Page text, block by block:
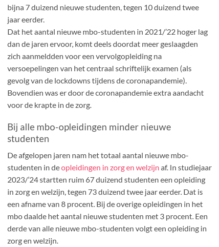
bijna 7 duizend nieuwe studenten, tegen 10 duizend twee
jaar eerder.
Dat het aantal nieuwe mbo-studenten in 2021/’22 hoger lag
dan de jaren ervoor, komt deels doordat meer geslaagden
zich aanmeldden voor een vervolgopleiding na
versoepelingen van het centraal schriftelijk examen (als
gevolg van de lockdowns tijdens de coronapandemie).
Bovendien was er door de coronapandemie extra aandacht
voor de krapte in de zorg.
Bij alle mbo-opleidingen minder nieuwe
studenten
De afgelopen jaren nam het totaal aantal nieuwe mbo-
studenten in deopleidingen in zorg en welzijn af. In studiejaar
2023/’24 startten ruim 67 duizend studenten een opleiding
in zorg en welzijn, tegen 73 duizend twee jaar eerder. Dat is
een afname van 8 procent. Bij de overige opleidingen in het
mbo daalde het aantal nieuwe studenten met 3 procent. Een
derde van alle nieuwe mbo-studenten volgt een opleiding in
zorg en welzijn.